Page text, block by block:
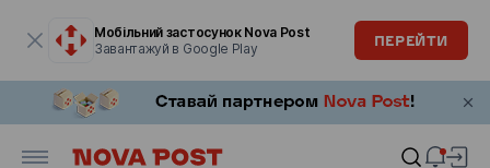
Мобільний застосунок Nova Post
Завантажуй в Google Play
ПЕРЕЙТИ